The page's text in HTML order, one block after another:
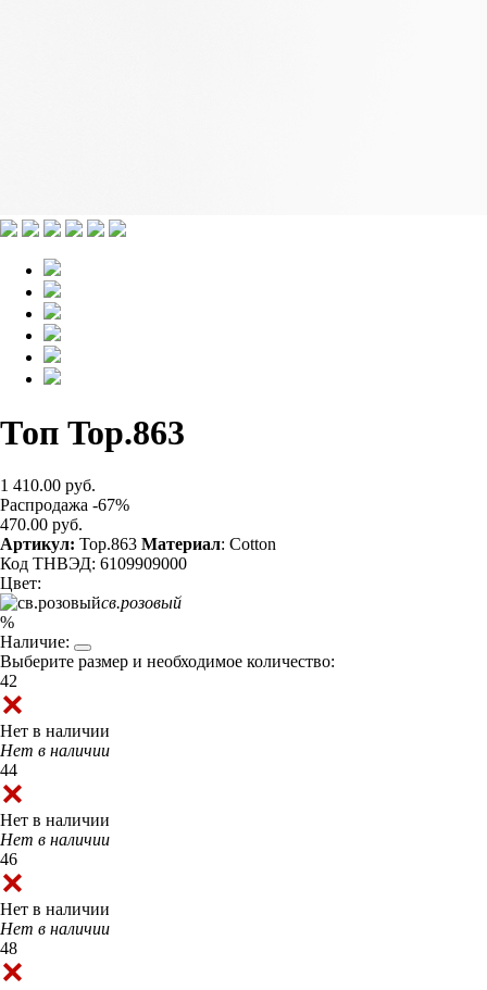
Топ Top.863
1 410.00 руб.
Распродажа -67%
470.00 руб.
Артикул: Top.863 Материал: Cotton
Код ТНВЭД: 6109909000
Цвет:
св.розовый
%
Наличие:
Выберите размер и необходимое количество:
42
Нет в наличии
Нет в наличии
44
Нет в наличии
Нет в наличии
46
Нет в наличии
Нет в наличии
48